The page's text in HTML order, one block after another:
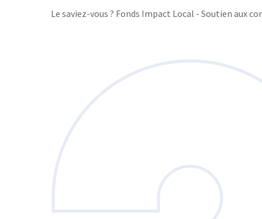
Le saviez-vous ? Fonds Impact Local - Soutien aux